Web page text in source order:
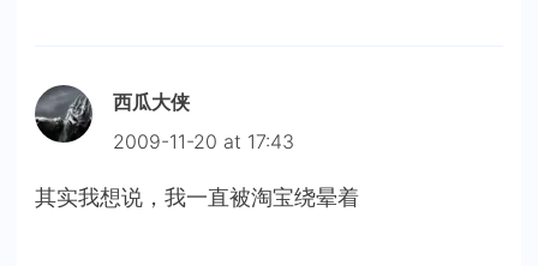
西瓜大侠
2009-11-20 at 17:43
其实我想说，我一直被淘宝绕晕着